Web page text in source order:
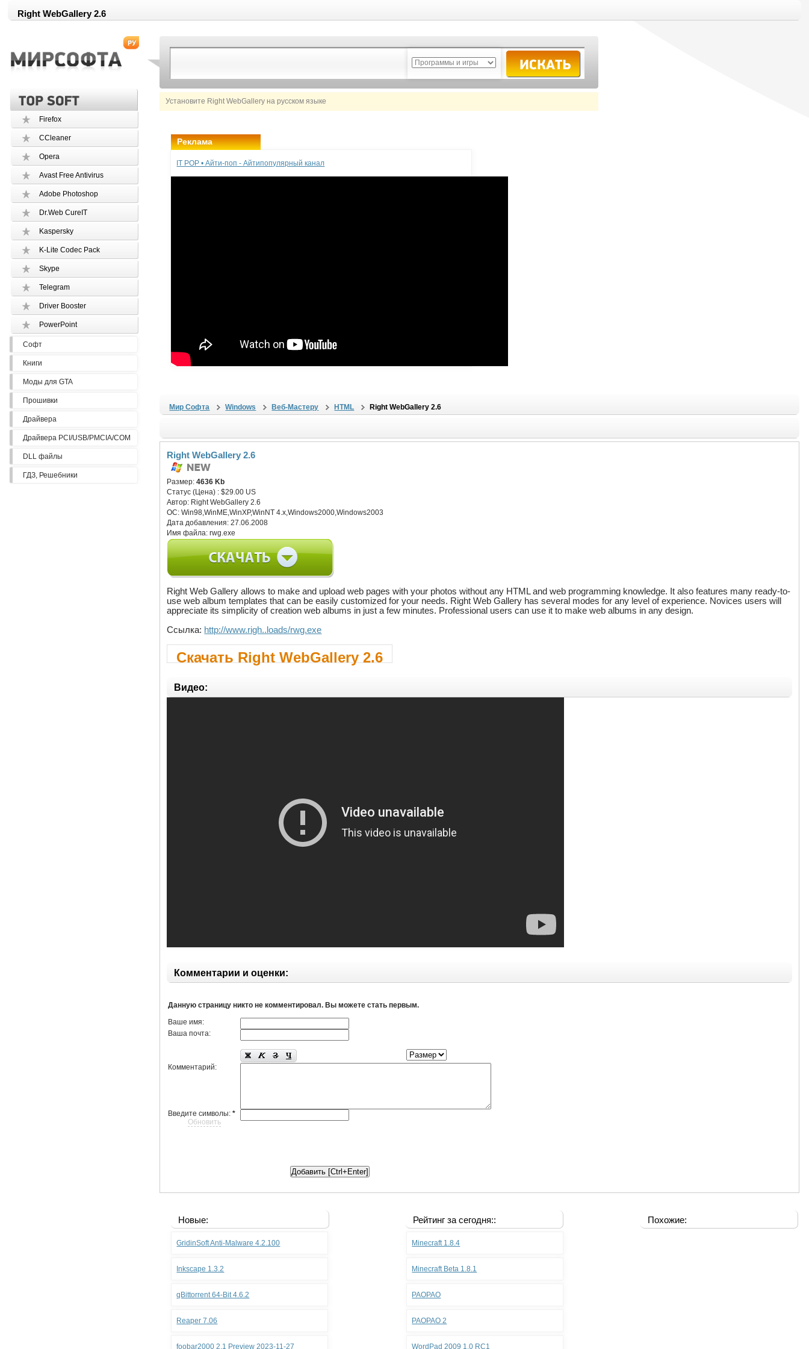
Right WebGallery 2.6
Установите Right WebGallery на русском языке
Firefox
CCleaner
Opera
Avast Free Antivirus
Adobe Photoshop
Dr.Web CureIT
Kaspersky
K-Lite Codec Pack
Skype
Telegram
Driver Booster
PowerPoint
Софт
Книги
Моды для GTA
Прошивки
Драйвера
Драйвера PCI/USB/PMCIA/COM
DLL файлы
ГДЗ, Решебники
Реклама
IT POP • Айти-поп - Айтипопулярный канал
Мир Софта Windows Веб-Мастеру HTML Right WebGallery 2.6
Right WebGallery 2.6
Размер:4636 Kb
Статус (Цена) :$29.00 US
Автор: Right WebGallery 2.6
ОС:Win98,WinME,WinXP,WinNT 4.x,Windows2000,Windows2003
Дата добавления:27.06.2008
Имя файла:rwg.exe
Right Web Gallery allows to make and upload web pages with your photos without any HTML and web programming knowledge. It also features many ready-to-
use web album templates that can be easily customized for your needs. Right Web Gallery has several modes for any level of experience. Novices users will
appreciate its simplicity of creation web albums in just a few minutes. Professional users can use it to make web albums in any design.
Ссылка: http://www.righ..loads/rwg.exe
Скачать Right WebGallery 2.6
Видео:
Комментарии и оценки:
Данную страницу никто не комментировал. Вы можете стать первым.
Ваше имя:
Ваша почта:
Комментарий:
Введите символы:*
Обновить
Новые:
GridinSoft Anti-Malware 4.2.100
Inkscape 1.3.2
qBittorrent 64-Bit 4.6.2
Reaper 7.06
foobar2000 2.1 Preview 2023-11-27
Рейтинг за сегодня::
Minecraft 1.8.4
Minecraft Beta 1.8.1
PAOPAO
PAOPAO 2
WordPad 2009 1.0 RC1
Похожие: